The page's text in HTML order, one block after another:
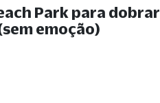
Park para dobrar
emoção)